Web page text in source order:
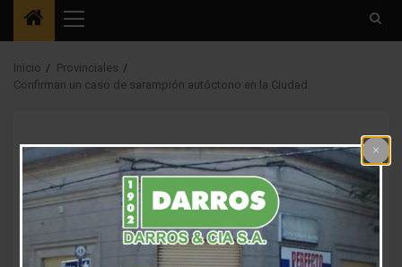
Menú
principal
Inicio
Provinciales
Confirman un caso de sarampión autóctono en la Ciudad
Provinciales
Confirman un caso de
sarampión autóctono
en la Ciudad